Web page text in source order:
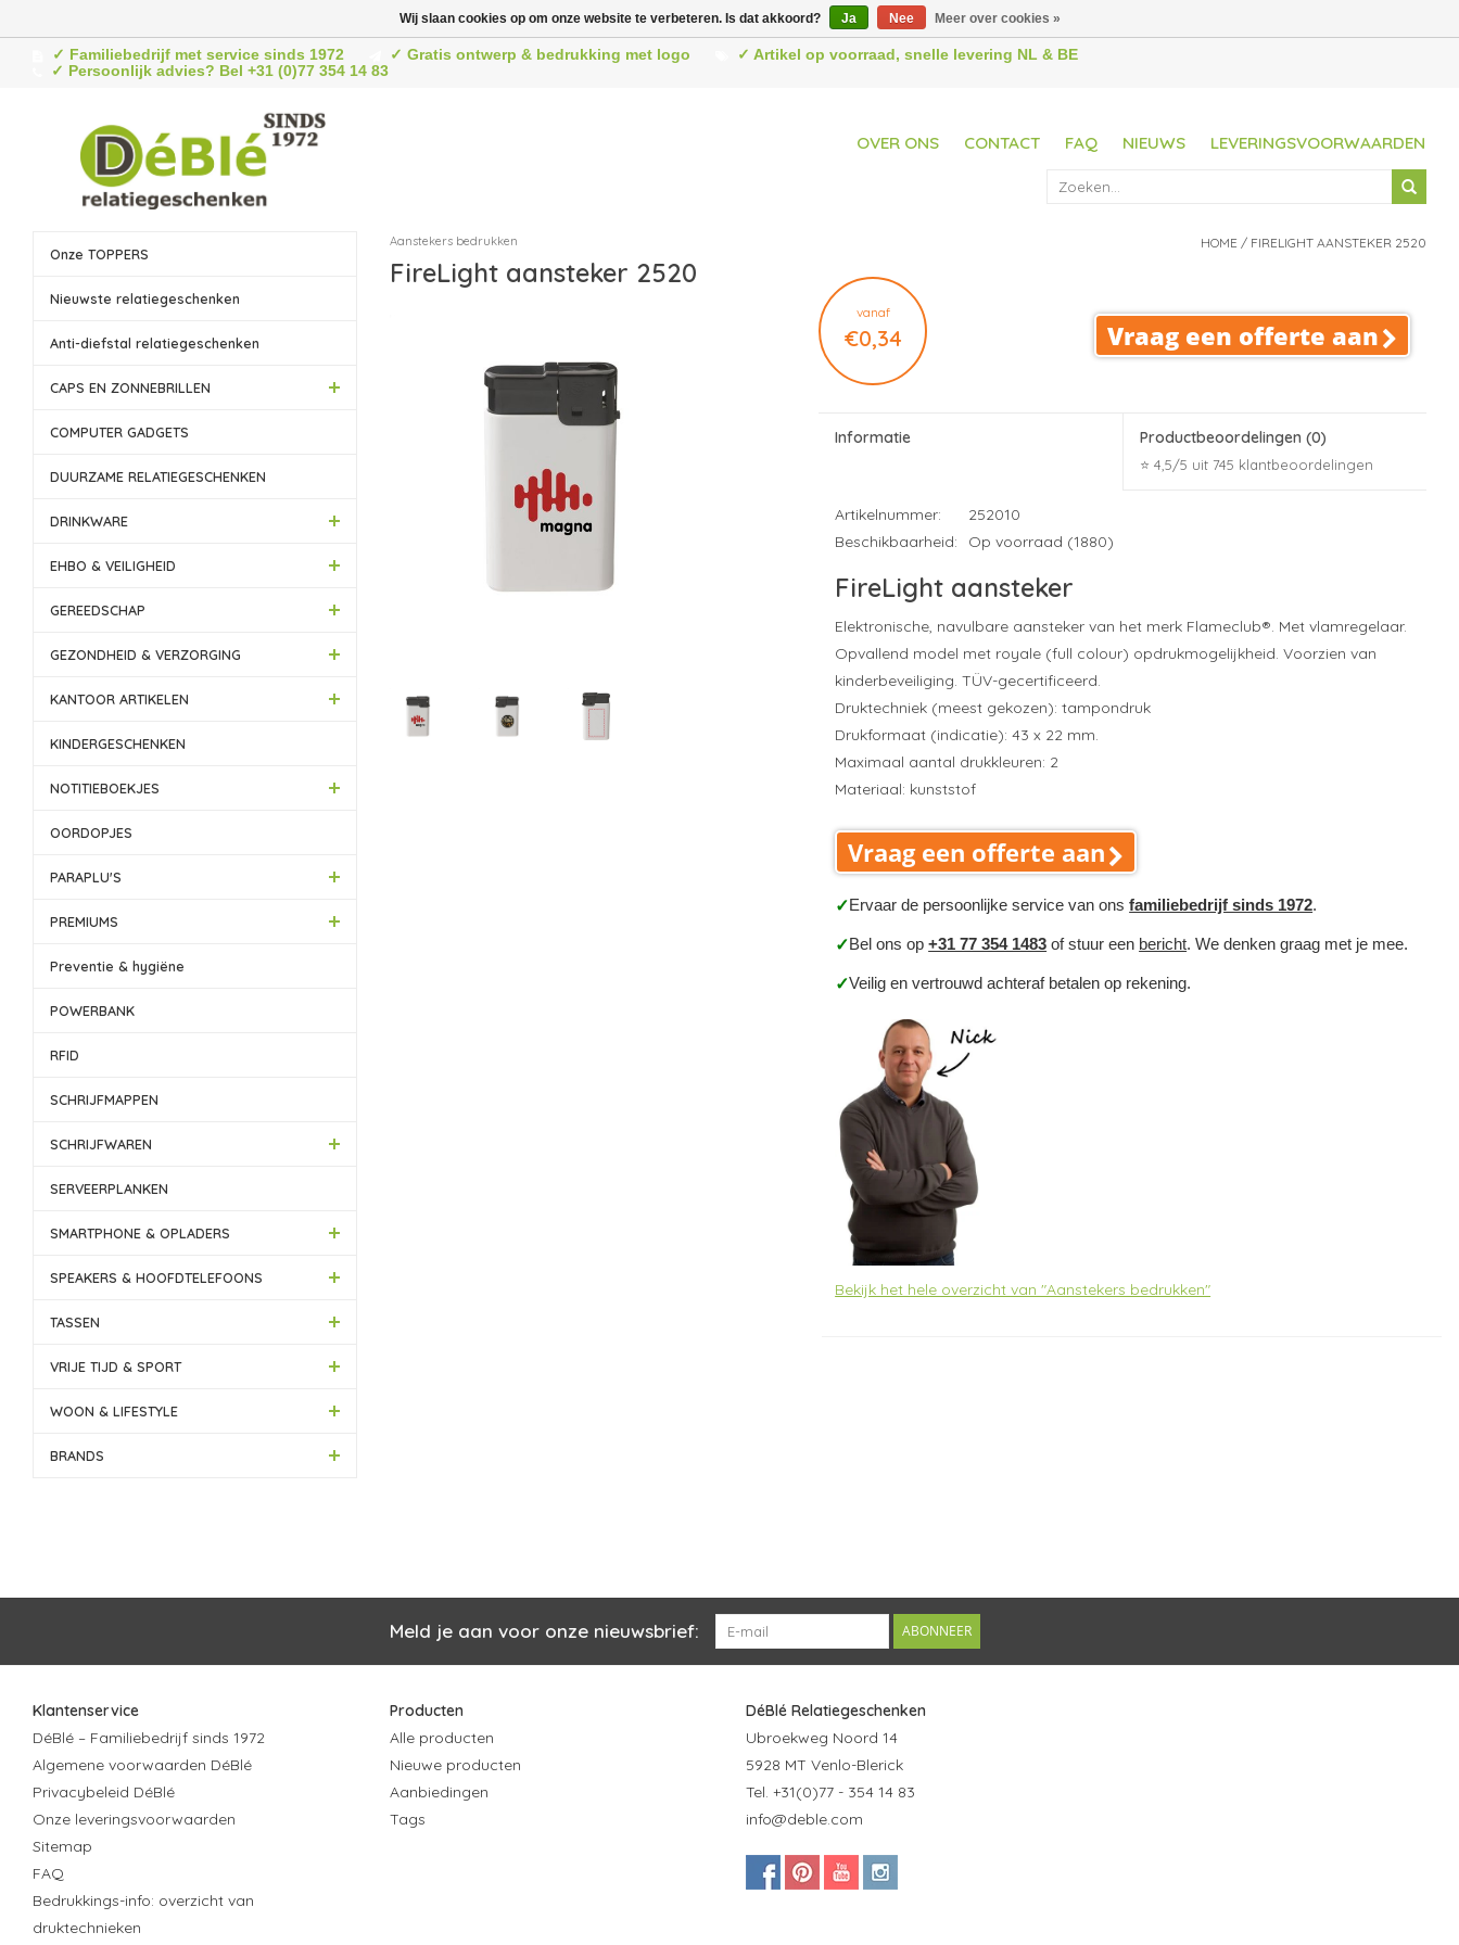
✓ Familiebedrijf met service sinds 1972 ✓ Gratis ontwerp & bedrukking met logo
✓ Artikel op voorraad, snelle levering NL & BE
✓ Persoonlijk advies? Bel +31 (0)77 354 14 83
OVER ONS CONTACT FAQ NIEUWS LEVERINGSVOORWAARDEN
Onze TOPPERS
Nieuwste relatiegeschenken
Anti-diefstal relatiegeschenken
CAPS EN ZONNEBRILLEN
COMPUTER GADGETS
DUURZAME RELATIEGESCHENKEN
DRINKWARE
EHBO & VEILIGHEID
GEREEDSCHAP
GEZONDHEID & VERZORGING
KANTOOR ARTIKELEN
KINDERGESCHENKEN
NOTITIEBOEKJES
OORDOPJES
PARAPLU'S
PREMIUMS
Preventie & hygiëne
POWERBANK
RFID
SCHRIJFMAPPEN
SCHRIJFWAREN
SERVEERPLANKEN
SMARTPHONE & OPLADERS
SPEAKERS & HOOFDTELEFOONS
TASSEN
VRIJE TIJD & SPORT
WOON & LIFESTYLE
BRANDS
Aanstekers bedrukken
FireLight aansteker 2520
HOME / FIRELIGHT AANSTEKER 2520
vanaf
€0,34 Vraag een offerte aan
Informatie Productbeoordelingen(0)
⭐ 4,5/5 uit 745 klantbeoordelingen
Artikelnummer:
252010
Beschikbaarheid:
Op voorraad (1880)
FireLight aansteker
Elektronische, navulbare aansteker van het merk Flameclub®. Met vlamregelaar.
Opvallend model met royale (full colour) opdrukmogelijkheid. Voorzien van
kinderbeveiliging. TÜV-gecertificeerd.
Druktechniek (meest gekozen): tampondruk
Drukformaat (indicatie): 43 x 22 mm.
Maximaal aantal drukkleuren: 2
Materiaal: kunststof
Vraag een offerte aan
✓Ervaar de persoonlijke service van onsfamiliebedrijf sinds 1972.
✓Bel ons op+31 77 354 1483 of stuur een bericht. We denken graag met je mee.
✓Veilig en vertrouwd achteraf betalen op rekening.
Bekijk het hele overzicht van "Aanstekers bedrukken"
Meld je aan voor onze nieuwsbrief: ABONNEER
Klantenservice
DéBlé – Familiebedrijf sinds 1972
Algemene voorwaarden DéBlé
Privacybeleid DéBlé
Onze leveringsvoorwaarden
Sitemap
FAQ
Bedrukkings-info: overzicht van
druktechnieken
Producten
Alle producten
Nieuwe producten
Aanbiedingen
Tags
DéBlé Relatiegeschenken
Ubroekweg Noord 14
5928 MT Venlo-Blerick
Tel. +31(0)77 - 354 14 83
info@deble.com
Wij slaan cookies op om onze website te verbeteren. Is dat akkoord? Ja Nee Meer over cookies »